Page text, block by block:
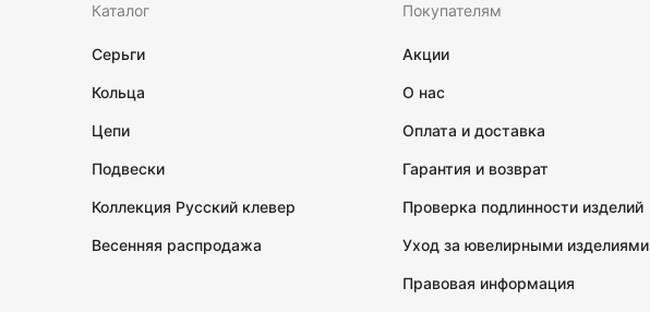
Каталог
Серьги
Кольца
Цепи
Подвески
Коллекция Русский клевер
Весенняя распродажа
Покупателям
Акции
О нас
Оплата и доставка
Гарантия и возврат
Проверка подлинности изделий
Уход за ювелирными изделиями
Правовая информация